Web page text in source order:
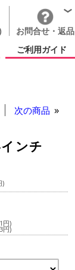
お問合せ・返品
ご利用ガイド
次の商品
ンチ
)
円)
円)